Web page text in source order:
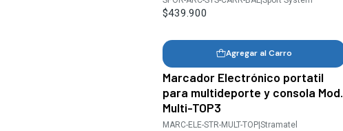
$439.900
Agregar al Carro
Marcador Electrónico portatil
para multideporte y consola Mod.
Multi-TOP3
MARC-ELE-STR-MULT-TOP| Stramatel